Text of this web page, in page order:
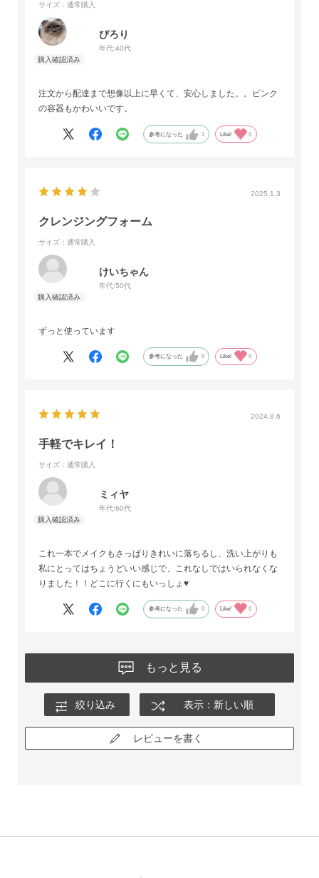
サイズ：通常購入
ぴろり
年代:40代
注文から配達まで想像以上に早くて、安心しました。。ピンク
の容器もかわいいです。
参考になった 1 Like! 0
2025.1.3
クレンジングフォーム
サイズ：通常購入
けいちゃん
年代:50代
ずっと使っています
参考になった 0 Like! 0
2024.8.6
手軽でキレイ！
サイズ：通常購入
ミィヤ
年代:60代
これ一本でメイクもさっぱりきれいに落ちるし、洗い上がりも
私にとってはちょうどいい感じで、これなしではいられなくな
りました！！どこに行くにもいっしょ♥️
参考になった 0 Like! 0
もっと見る
絞り込み 表示：新しい順
レビューを書く